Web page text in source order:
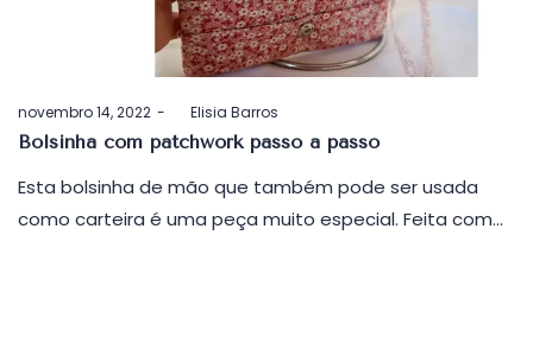
Postado
em
novembro 14, 2022 byElisia Barros
Bolsinha com patchwork passo a passo
Esta bolsinha de mão que também pode ser usada
como carteira é uma peça muito especial. Feita com…